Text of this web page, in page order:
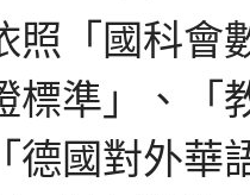
照「國科會
標準」、「
「德國對外